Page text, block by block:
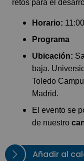
retos para el
Horario:
Programa
Ubicación:
baja.
Toledo
Madrid.
El evento se
de nuestro
Añadir al